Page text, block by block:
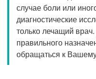
Прием уролога
Прием хирурга
Прием кардиолога
случае боли или
диагностические
только лечащий
правильного
обращаться к